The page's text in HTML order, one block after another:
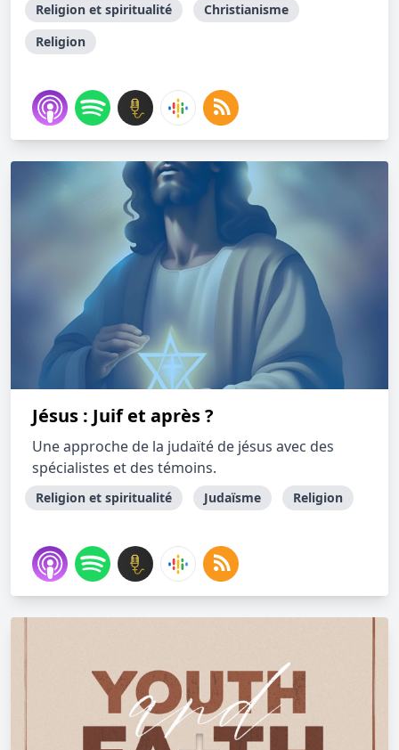
Religion et spiritualité
Christianisme
Religion
Jésus : Juif et après ?
Une approche de la judaïté de jésus avec des
spécialistes et des témoins.
Religion et spiritualité Judaïsme Religion